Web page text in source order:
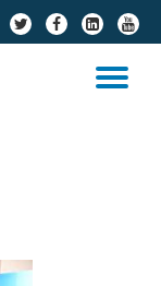
fa-
twitter
fa-
facebook
fa-
linkedin-
square
fa-